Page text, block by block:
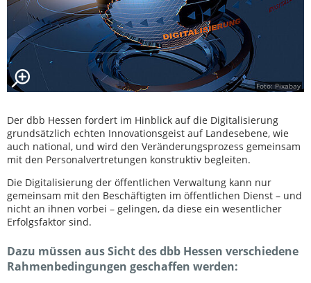
Foto: Pixabay
Der dbb Hessen fordert im Hinblick auf die Digitalisierung
grundsätzlich echten Innovationsgeist auf Landesebene, wie
auch national, und wird den Veränderungsprozess gemeinsam
mit den Personalvertretungen konstruktiv begleiten.
Die Digitalisierung der öffentlichen Verwaltung kann nur
gemeinsam mit den Beschäftigten im öffentlichen Dienst – und
nicht an ihnen vorbei – gelingen, da diese ein wesentlicher
Erfolgsfaktor sind.
Dazu müssen aus Sicht des dbb Hessen verschiedene
Rahmenbedingungen geschaffen werden: